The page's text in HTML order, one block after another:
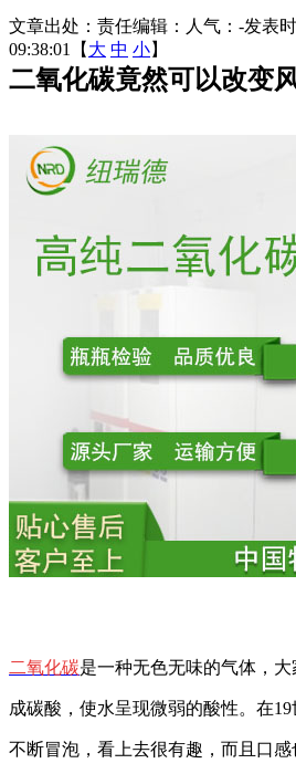
文章出处： 责任编辑： 人气： -发表
09:38:01【 大 中 小】
二氧化碳竟然可以改变
二氧化碳是一种无色无味的气体，
成碳酸，使水呈现微弱的酸性。在
不断冒泡，看上去很有趣，而且口